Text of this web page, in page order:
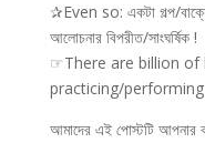
✰Even so: একটা গল্প/
আলোচনার বিপরীত/সাংঘর্ষিক !
☞There are billion of
practicing/
আমাদের এই পোস্টটি আপনার